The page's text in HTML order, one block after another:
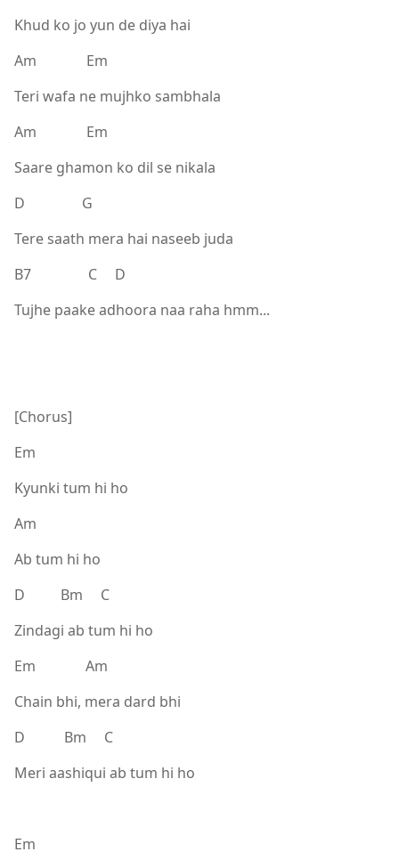
Khud ko jo yun de diya hai
Am Em
Teri wafa ne mujhko sambhala
Am Em
Saare ghamon ko dil se nikala
D G
Tere saath mera hai naseeb juda
B7 C D
Tujhe paake adhoora naa raha hmm...
[Chorus]
Em
Kyunki tum hi ho
Am
Ab tum hi ho
D Bm C
Zindagi ab tum hi ho
Em Am
Chain bhi, mera dard bhi
D Bm C
Meri aashiqui ab tum hi ho
Em